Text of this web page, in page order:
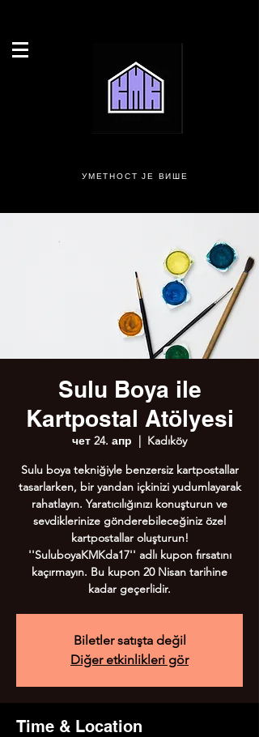
УМЕТНОСТ ЈЕ ВИШЕ
Sulu Boya ile
Kartpostal Atölyesi
чет 24. апр
  |
Kadıköy
Sulu boya tekniğiyle benzersiz kartpostallar
tasarlarken, bir yandan içkinizi yudumlayarak
rahatlayın. Yaratıcılığınızı konuşturun ve
sevdiklerinize gönderebileceğiniz özel
kartpostallar oluşturun!
''SuluboyaKMKda17'' adlı kupon fırsatını
kaçırmayın. Bu kupon 20 Nisan tarihine
kadar geçerlidir.
Biletler satışta değil
Diğer etkinlikleri gör
Time & Location